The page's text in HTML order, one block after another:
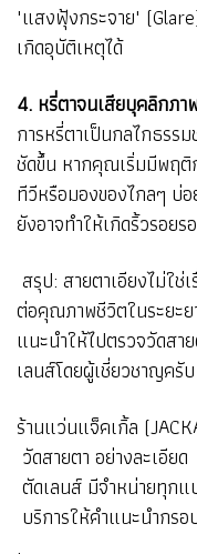
"แสงฟุ้งกระจาย"
เกิดอุบัติเหตุได้
4. หรี่ตาจนเสียบุคลิกภา
การหรี่ตาเป็นกลไกธรร
ชัดขึ้น หากคุณเริ่มมีพฤติ
ทีวีหรือมองของไกลๆ บ่
ยังอาจทำให้เกิดริ้วรอย
สรุป: สายตาเอียงไม่ใช่
ต่อคุณภาพชีวิตในระยะ
แนะนำให้ไปตรวจวัดสา
เลนส์โดยผู้เชี่ยวชาญครับ
ร้านแว่นแจ็คเกิ้ล
วัดสายตา อย่างละเอียด
ตัดเลนส์ มีจำหน่ายทุก
บริการให้คำแนะนำกร
.